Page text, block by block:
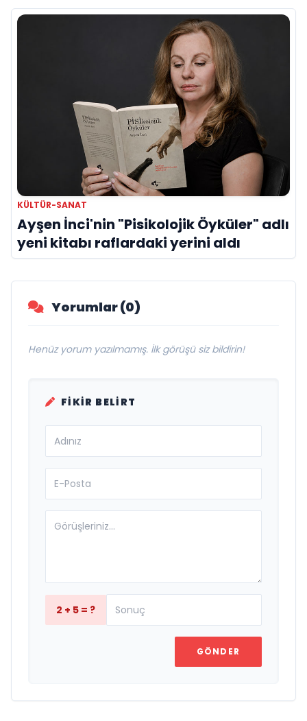
KÜLTÜR-SANAT
Ayşen İnci'nin "Pisikolojik Öyküler" adlı
yeni kitabı raflardaki yerini aldı
Yorumlar (0)
Henüz yorum yazılmamış. İlk görüşü siz bildirin!
FIKIR BELIRT
2 + 5 = ?
GÖNDER